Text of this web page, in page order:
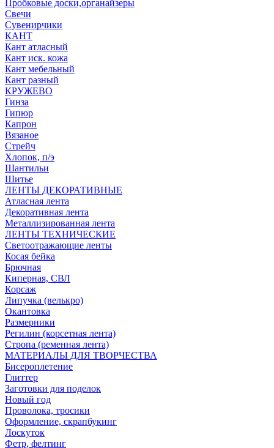
Пробковые доски,органайзеры
Свечи
Сувенирчики
КАНТ
Кант атласный
Кант иск. кожа
Кант мебельный
Кант разный
КРУЖЕВО
Гинза
Гипюр
Капрон
Вязаное
Стрейч
Хлопок, п/э
Шантильи
Шитье
ЛЕНТЫ ДЕКОРАТИВНЫЕ
Атласная лента
Декоративная лента
Металлизированная лента
ЛЕНТЫ ТЕХНИЧЕСКИЕ
Светоотражающие ленты
Косая бейка
Брючная
Киперная, СВЛ
Корсаж
Липучка (велькро)
Окантовка
Размерники
Регилин (корсетная лента)
Стропа (ременная лента)
МАТЕРИАЛЫ ДЛЯ ТВОРЧЕСТВА
Бисероплетение
Глиттер
Заготовки для поделок
Новый год
Проволока, тросики
Оформление, скрапбукинг
Лоскуток
Фетр, фелтинг